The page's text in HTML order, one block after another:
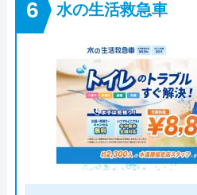
水の生活救急車